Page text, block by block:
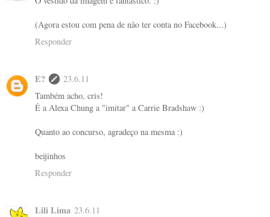
(Agora estou com pena de não ter conta no Facebook...)
Responder
E?
23.6.11
Também acho, cris!
É a Alexa Chung a "imitar" a Carrie Bradshaw :)
Quanto ao concurso, agradeço na mesma :)
beijinhos
Responder
Lili Lima 23.6.11